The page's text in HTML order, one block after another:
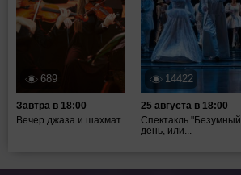
689
Завтра в 18:00
Вечер джаза и шахмат
14422
25 августа в 18:00
Спектакль "Безумный
день, или...